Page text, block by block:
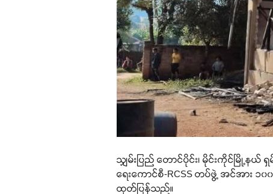
သျှမ်းပြည် တောင်ပိုင်း၊ မိုင်းကိုင်မြို့နယ်
ရေးကောင်စီ-RCSS တပ်ဖွဲ့ အင်အား ၁
ထုတ်ပြန်သည်။